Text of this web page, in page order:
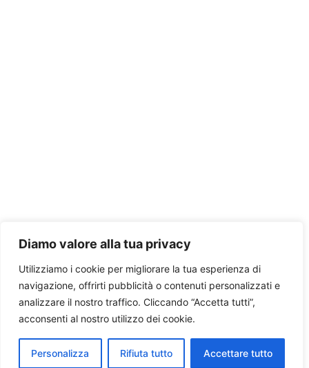
Diamo valore alla tua privacy
Utilizziamo i cookie per migliorare la tua esperienza di
navigazione, offrirti pubblicità o contenuti personalizzati e
analizzare il nostro traffico. Cliccando “Accetta tutti”,
acconsenti al nostro utilizzo dei cookie.
Personalizza Rifiuta tutto Accettare tutto